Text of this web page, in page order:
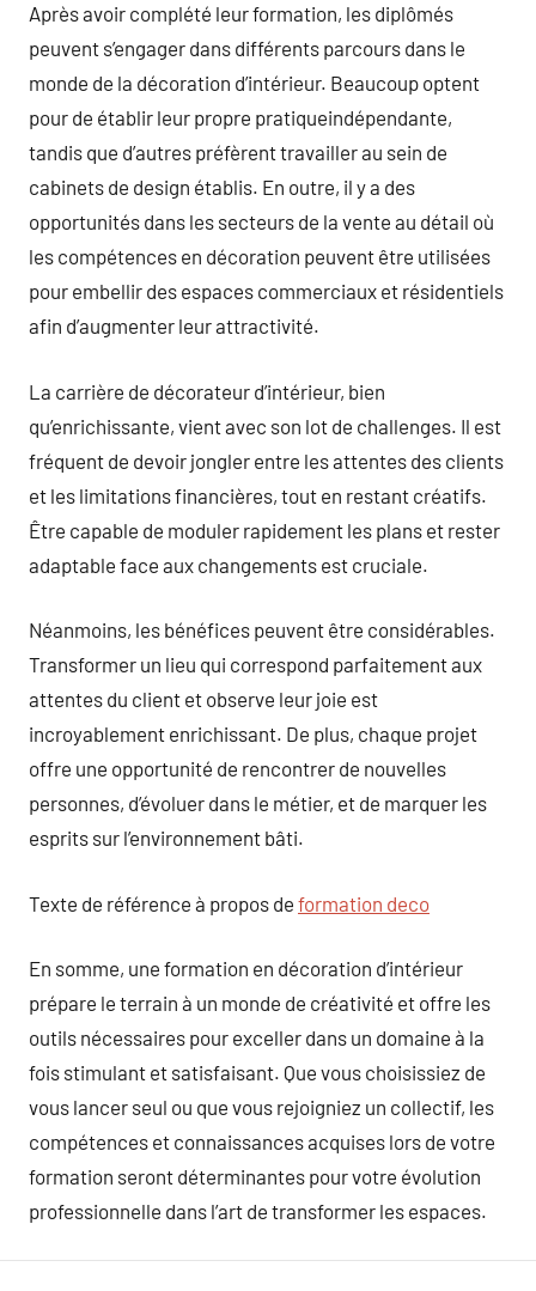
Après avoir complété leur formation, les diplômés
peuvent s’engager dans différents parcours dans le
monde de la décoration d’intérieur. Beaucoup optent
pour de établir leur propre pratiqueindépendante,
tandis que d’autres préfèrent travailler au sein de
cabinets de design établis. En outre, il y a des
opportunités dans les secteurs de la vente au détail où
les compétences en décoration peuvent être utilisées
pour embellir des espaces commerciaux et résidentiels
afin d’augmenter leur attractivité.
La carrière de décorateur d’intérieur, bien
qu’enrichissante, vient avec son lot de challenges. Il est
fréquent de devoir jongler entre les attentes des clients
et les limitations financières, tout en restant créatifs.
Être capable de moduler rapidement les plans et rester
adaptable face aux changements est cruciale.
Néanmoins, les bénéfices peuvent être considérables.
Transformer un lieu qui correspond parfaitement aux
attentes du client et observe leur joie est
incroyablement enrichissant. De plus, chaque projet
offre une opportunité de rencontrer de nouvelles
personnes, d’évoluer dans le métier, et de marquer les
esprits sur l’environnement bâti.
Texte de référence à propos de formation deco
En somme, une formation en décoration d’intérieur
prépare le terrain à un monde de créativité et offre les
outils nécessaires pour exceller dans un domaine à la
fois stimulant et satisfaisant. Que vous choisissiez de
vous lancer seul ou que vous rejoigniez un collectif, les
compétences et connaissances acquises lors de votre
formation seront déterminantes pour votre évolution
professionnelle dans l’art de transformer les espaces.